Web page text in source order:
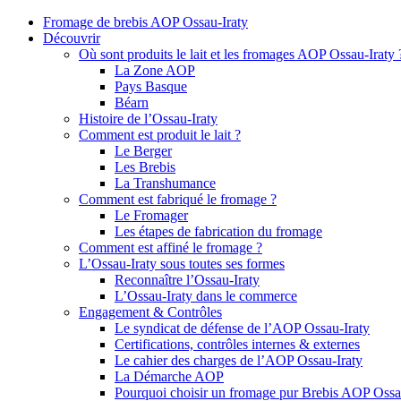
Fromage de brebis AOP Ossau-Iraty
Découvrir
Où sont produits le lait et les fromages AOP Ossau-Iraty
La Zone AOP
Pays Basque
Béarn
Histoire de l’Ossau-Iraty
Comment est produit le lait ?
Le Berger
Les Brebis
La Transhumance
Comment est fabriqué le fromage ?
Le Fromager
Les étapes de fabrication du fromage
Comment est affiné le fromage ?
L’Ossau-Iraty sous toutes ses formes
Reconnaître l’Ossau-Iraty
L’Ossau-Iraty dans le commerce
Engagement & Contrôles
Le syndicat de défense de l’AOP Ossau-Iraty
Certifications, contrôles internes & externes
Le cahier des charges de l’AOP Ossau-Iraty
La Démarche AOP
Pourquoi choisir un fromage pur Brebis AOP